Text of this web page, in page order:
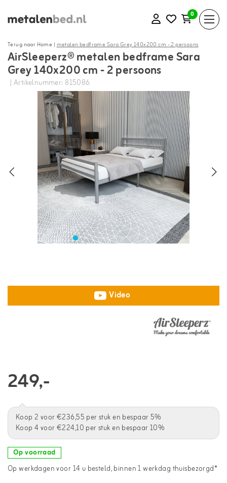
0
Terug naar Home |metalen bedframe Sara Grey 140x200 cm - 2 persoons
AirSleeperz® metalen bedframe Sara
Grey 140x200 cm - 2 persoons
| Artikelnummer: 815086
Video
249,-
Koop 2 voor €236,55 per stuk en bespaar 5%
Koop 4 voor €224,10 per stuk en bespaar 10%
Op voorraad
Op werkdagen voor 14 u besteld, binnen 1 werkdag thuisbezorgd*